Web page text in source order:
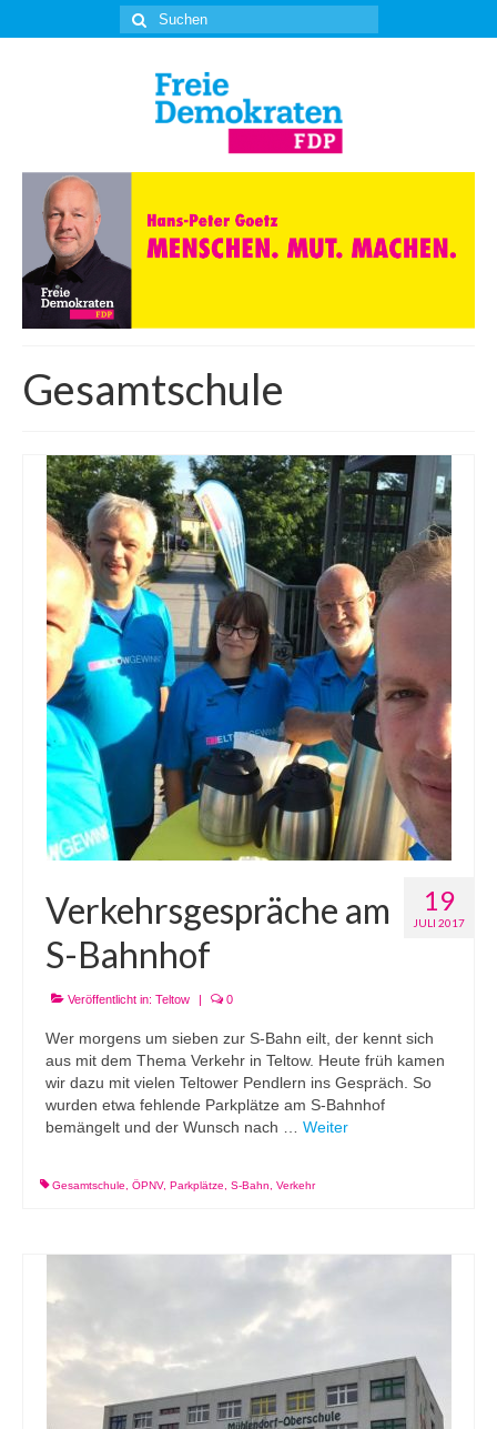
Suche
nach:
Gesamtschule
19
JULI 2017
Verkehrsgespräche am
S-Bahnhof
Veröffentlicht in: Teltow | 0
Wer morgens um sieben zur S-Bahn eilt, der kennt sich
aus mit dem Thema Verkehr in Teltow. Heute früh kamen
wir dazu mit vielen Teltower Pendlern ins Gespräch. So
wurden etwa fehlende Parkplätze am S-Bahnhof
bemängelt und der Wunsch nach … Weiter
Gesamtschule ÖPNV, Parkplätze S-Bahn Verkehr